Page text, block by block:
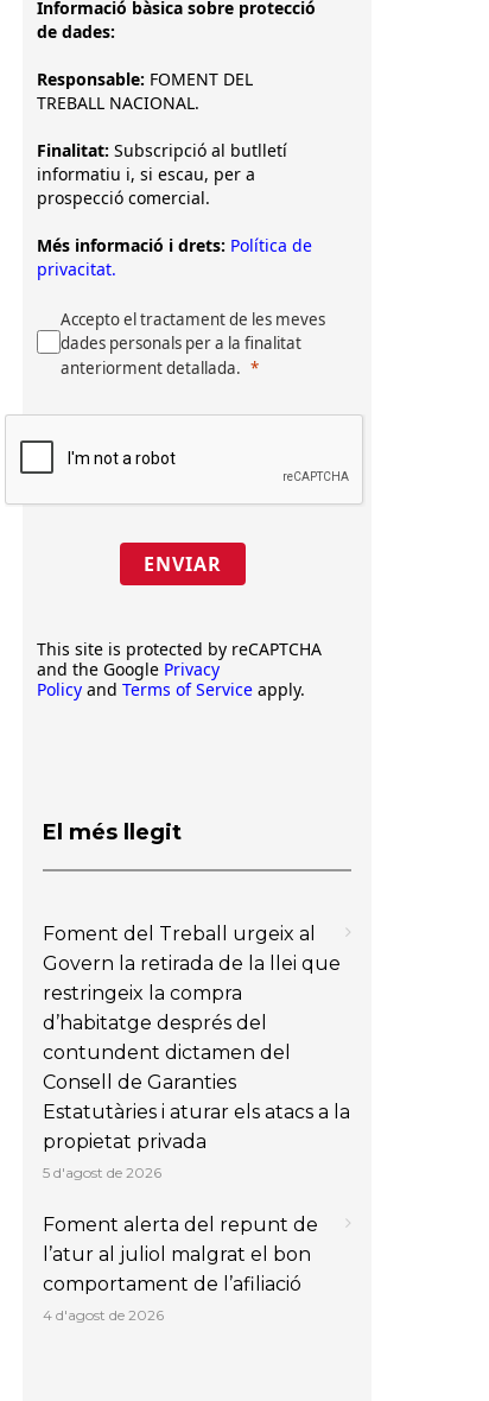
Informació bàsica sobre protecció
de dades:
Responsable: FOMENT DEL
TREBALL NACIONAL.
Finalitat: Subscripció al butlletí
informatiu i, si escau, per a
prospecció comercial.
Més informació i drets: Política de
privacitat.
Accepto el tractament de les meves
dades personals per a la finalitat
anteriorment detallada.
ENVIAR
This site is protected by reCAPTCHA
and the Google Privacy
Policy and Terms of Service apply.
El més llegit
Foment del Treball urgeix al
Govern la retirada de la llei que
restringeix la compra
d’habitatge després del
contundent dictamen del
Consell de Garanties
Estatutàries i aturar els atacs a la
propietat privada
5 d'agost de 2026
Foment alerta del repunt de
l’atur al juliol malgrat el bon
comportament de l’afiliació
4 d'agost de 2026